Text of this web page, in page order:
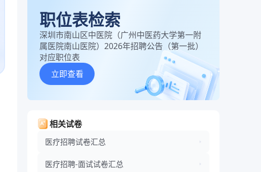
职位表检索
深圳市南山区中医院（广州中医药大学第一附
属医院南山医院）2026年招聘公告（第一批）
对应职位表
立即查看
相关试卷
医疗招聘试卷汇总
医疗招聘-面试试卷汇总